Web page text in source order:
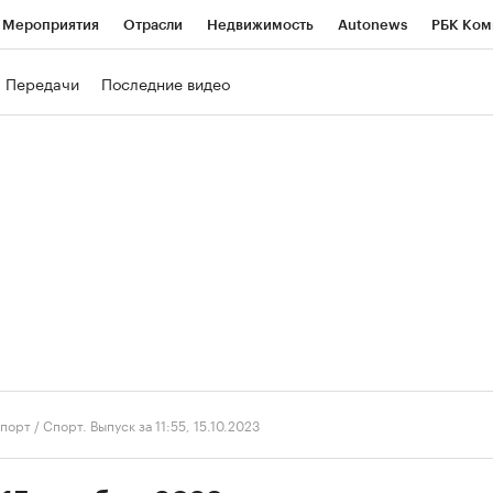
Мероприятия Отрасли Недвижимость Autonews РБК
Передачи Последние видео
/Спорт. Выпуск за 11:55, 15.10.2023